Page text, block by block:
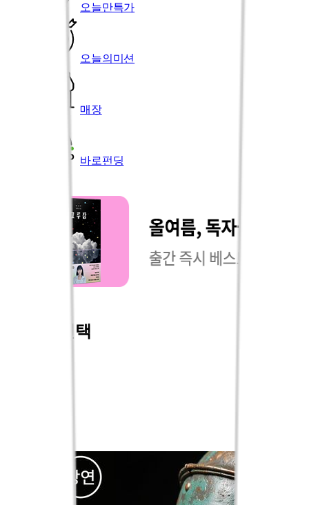
오늘만특가
오늘의미션
매장
바로펀딩
오늘의 선택